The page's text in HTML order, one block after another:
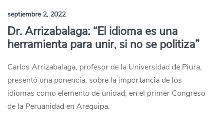
septiembre 2, 2022
Dr. Arrizabalaga: “El idioma es una
herramienta para unir, si no se politiza”
Carlos Arrizabalaga, profesor de la Universidad de Piura,
presentó una ponencia, sobre la importancia de los
idiomas como elemento de unidad, en el primer Congreso
de la Peruanidad en Arequipa.